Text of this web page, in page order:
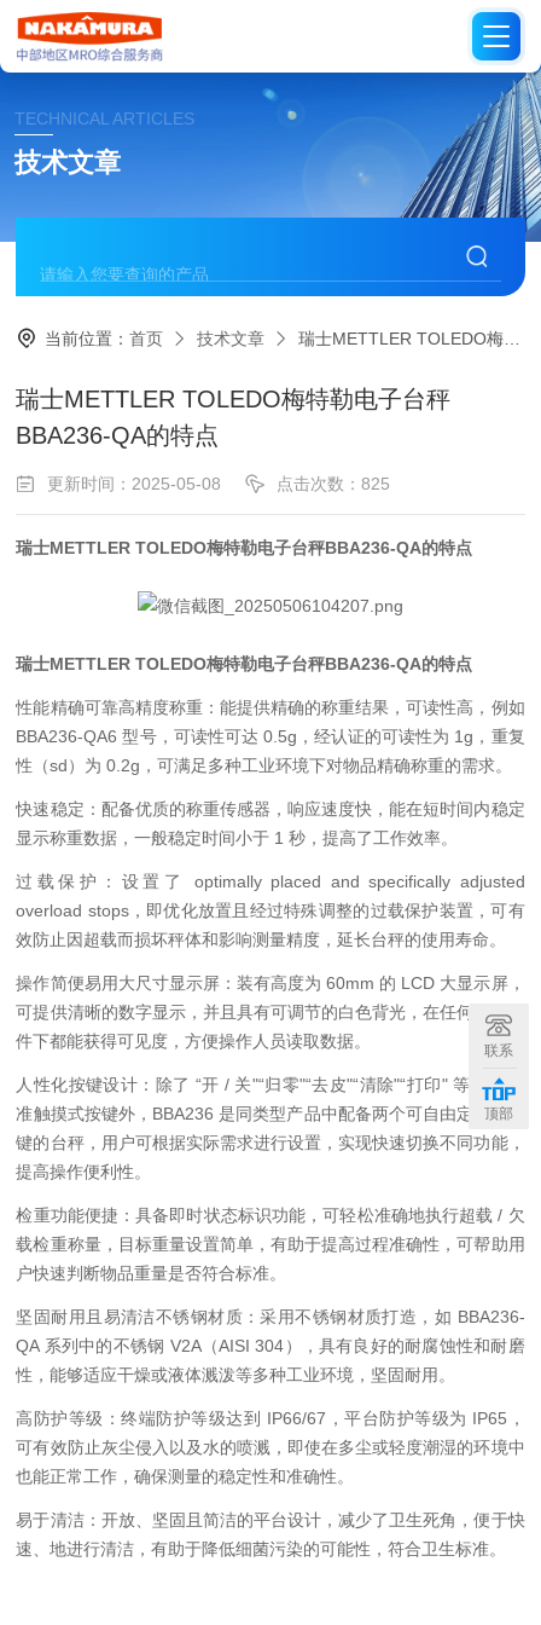
TECHNICAL ARTICLES
技术文章
当前位置：首页 技术文章 瑞士METTLER TOLEDO梅特勒电子台秤BBA236-QA的特点
瑞士METTLER TOLEDO梅特勒电子台秤
BBA236-QA的特点
更新时间：2025-05-08 点击次数：825
瑞士METTLER TOLEDO梅特勒电子台秤BBA236-QA的特点
瑞士METTLER TOLEDO梅特勒电子台秤BBA236-QA的特点
性能精确可靠高精度称重：能提供精确的称重结果，可读性高，例如
BBA236-QA6 型号，可读性可达 0.5g，经认证的可读性为 1g，重复
性（sd）为 0.2g，可满足多种工业环境下对物品精确称重的需求。
快速稳定：配备优质的称重传感器，响应速度快，能在短时间内稳定
显示称重数据，一般稳定时间小于 1 秒，提高了工作效率。
过载保护：设置了 optimally placed and specifically adjusted
overload stops，即优化放置且经过特殊调整的过载保护装置，可有
效防止因超载而损坏秤体和影响测量精度，延长台秤的使用寿命。
操作简便易用大尺寸显示屏：装有高度为 60mm 的 LCD 大显示屏，
可提供清晰的数字显示，并且具有可调节的白色背光，在任何光线条
件下都能获得可见度，方便操作人员读取数据。
人性化按键设计：除了 “开 / 关"“归零"“去皮"“清除"“打印" 等 5 个标
准触摸式按键外，BBA236 是同类型产品中配备两个可自由定义功能
键的台秤，用户可根据实际需求进行设置，实现快速切换不同功能，
提高操作便利性。
检重功能便捷：具备即时状态标识功能，可轻松准确地执行超载 / 欠
载检重称量，目标重量设置简单，有助于提高过程准确性，可帮助用
户快速判断物品重量是否符合标准。
坚固耐用且易清洁不锈钢材质：采用不锈钢材质打造，如 BBA236-
QA 系列中的不锈钢 V2A（AISI 304），具有良好的耐腐蚀性和耐磨
性，能够适应干燥或液体溅泼等多种工业环境，坚固耐用。
高防护等级：终端防护等级达到 IP66/67，平台防护等级为 IP65，
可有效防止灰尘侵入以及水的喷溅，即使在多尘或轻度潮湿的环境中
也能正常工作，确保测量的稳定性和准确性。
易于清洁：开放、坚固且简洁的平台设计，减少了卫生死角，便于快
速、地进行清洁，有助于降低细菌污染的可能性，符合卫生标准。
联系
顶部